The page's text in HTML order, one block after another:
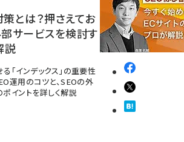
とは？押さえてお
サービスを検討す
説
「インデックス」の重要性
運用のコツと、SEOの外
イントを詳しく解説